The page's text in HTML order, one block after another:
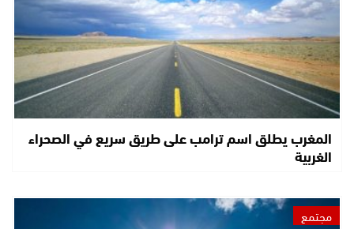
المغرب يطلق اسم ترامب على طريق سريع في الصحراء
الغربية
مجتمع